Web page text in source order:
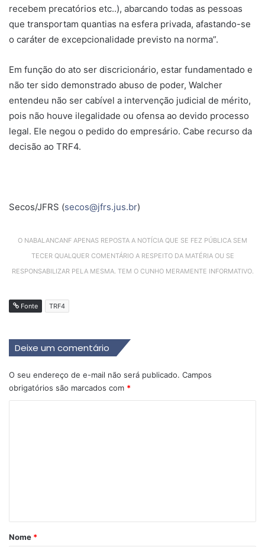
recebem precatórios etc..), abarcando todas as pessoas
que transportam quantias na esfera privada, afastando-se
o caráter de excepcionalidade previsto na norma”.
Em função do ato ser discricionário, estar fundamentado e
não ter sido demonstrado abuso de poder, Walcher
entendeu não ser cabível a intervenção judicial de mérito,
pois não houve ilegalidade ou ofensa ao devido processo
legal. Ele negou o pedido do empresário. Cabe recurso da
decisão ao TRF4.
Secos/JFRS (secos@jfrs.jus.br)
O NABALANCANF APENAS REPOSTA A NOTÍCIA QUE SE FEZ PÚBLICA SEM
TECER QUALQUER COMENTÁRIO A RESPEITO DA MATÉRIA OU SE
RESPONSABILIZAR PELA MESMA. TEM O CUNHO MERAMENTE INFORMATIVO.
Fonte TRF4
Deixe um comentário
O seu endereço de e-mail não será publicado. Campos
obrigatórios são marcados com *
rNome *